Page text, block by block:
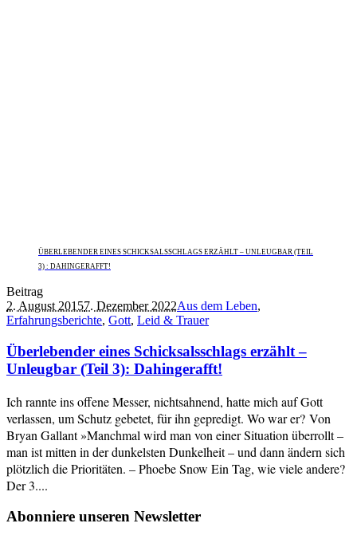
ÜBERLEBENDER EINES SCHICKSALSSCHLAGS ERZÄHLT – UNLEUGBAR (TEIL
3) : DAHINGERAFFT!
Beitrag
2. August 20157. Dezember 2022Aus dem Leben,
Erfahrungsberichte, Gott, Leid & Trauer
Überlebender eines Schicksalsschlags erzählt –
Unleugbar (Teil 3): Dahingerafft!
Ich rannte ins offene Messer, nichtsahnend, hatte mich auf Gott
verlassen, um Schutz gebetet, für ihn gepredigt. Wo war er? Von
Bryan Gallant »Manchmal wird man von einer Situation überrollt –
man ist mitten in der dunkelsten Dunkelheit – und dann ändern sich
plötzlich die Prioritäten. – Phoebe Snow Ein Tag, wie viele andere?
Der 3....
Abonniere unseren Newsletter